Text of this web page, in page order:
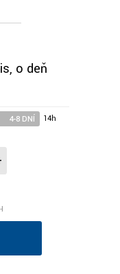
o deň
4-8 DNÍ 14h